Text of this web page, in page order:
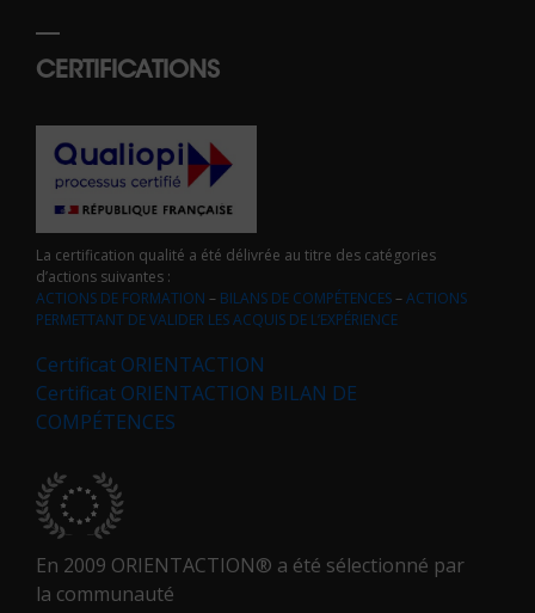
CERTIFICATIONS
La certification qualité a été délivrée au titre des catégories
d’actions suivantes :
ACTIONS DE FORMATION – BILANS DE COMPÉTENCES–ACTIONS
PERMETTANT DE VALIDER LES ACQUIS DE L’EXPÉRIENCE
Certificat ORIENTACTION
Certificat ORIENTACTION BILAN DE
COMPÉTENCES
En 2009 ORIENTACTION® a été sélectionné par
la communauté